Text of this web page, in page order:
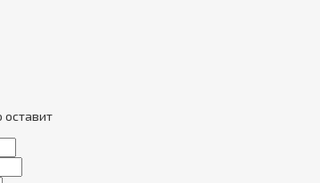
оставит